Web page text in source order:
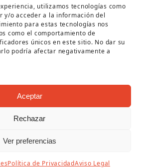
utilizamos tecnologías como
y/o acceder a la información del
para estas tecnologías nos
como el comportamiento de
únicos en este sitio. No dar su
podría afectar negativamente a
Aceptar
Rechazar
Ver preferencias
Política de PrivacidadAviso Legal
por la Diputación de Córdoba
de Turismo - Ayuntamiento de
de Privacidad|Política de